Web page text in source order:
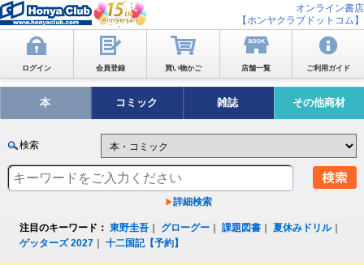
オンライン書店
【ホンヤクラブドットコム】
ログイン 会員登録 買い物かご 店舗一覧 ご利用ガイド
本 コミック 雑誌 その他商材
検索
詳細検索
注目のキーワード： 東野圭吾 グローグー ｜課題図書 ｜夏休みドリル｜
ゲッターズ 2027 ｜十二国記【予約】